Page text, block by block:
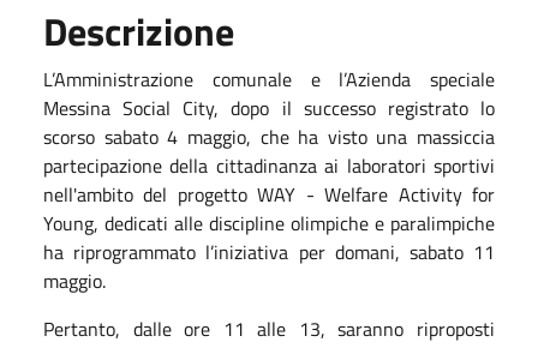
Descrizione
L’Amministrazione comunale e l’Azienda speciale
Messina Social City, dopo il successo registrato lo
scorso sabato 4 maggio, che ha visto una massiccia
partecipazione della cittadinanza ai laboratori sportivi
nell'ambito del progetto WAY - Welfare Activity for
Young, dedicati alle discipline olimpiche e paralimpiche
ha riprogrammato l’iniziativa per domani, sabato 11
maggio.
Pertanto, dalle ore 11 alle 13, saranno riproposti